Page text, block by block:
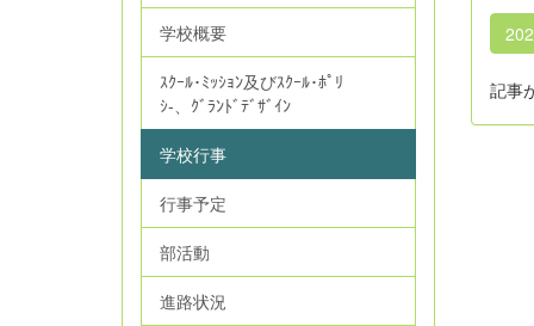
記事
学校概要
ｽｸｰﾙ･ﾐｯｼｮﾝ及びｽｸｰﾙ･ﾎﾟﾘ
ｼ‐、ｸﾞﾗﾝﾄﾞﾃﾞｻﾞｲﾝ
学校行事
行事予定
部活動
進路状況